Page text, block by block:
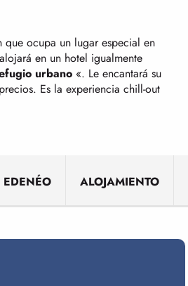
que ocupa un lugar especial en
en un hotel igualmente
urbano «. Le encantará su
Es la experiencia chill-out
EDENÉO ALOJAMIENTO